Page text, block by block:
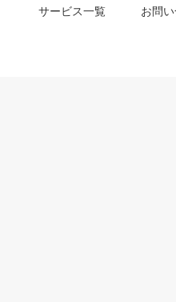
サービス一覧 お問